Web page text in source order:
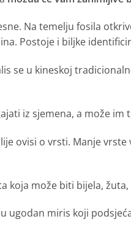
Na temelju fosila
Postoje i biljke
se u kineskoj
iz sjemena, a može
ovisi o vrsti. Manje
koja može biti bijela,
ugodan miris koji